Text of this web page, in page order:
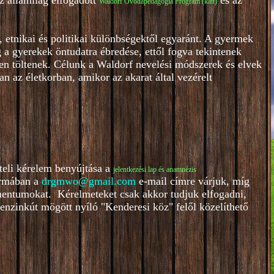
és politikai különbségektől egyaránt. A gyermek
gyerekek öntudatra ébredése, ettől fogva tekintenek
töltenek. Célunk a Waldorf nevelési módszerek és elvek
az életkorban, amikor az akarat által vezérelt
kérelem benyújtása a jelentkezési lap és anamnézis
adrgmwo@gmail.come-mail címre várjuk, míg
Kérelmeteket csak akkor tudjuk elfogadni,
mögött nyíló "Kenderesi köz" felől közelíthető